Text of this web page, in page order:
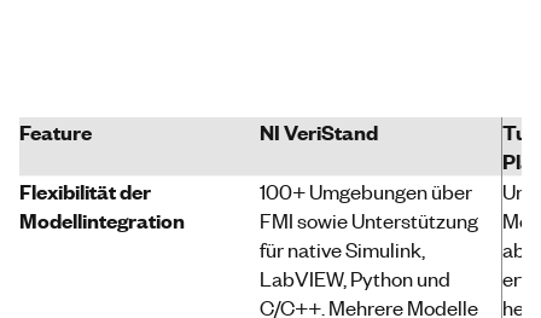
Feature NI VeriStand
Flexibilität der
Modellintegration
100+ Umgebungen über
FMI sowie Unterstützung
für native Simulink,
LabVIEW, Python und
C/C++. Mehrere Modelle